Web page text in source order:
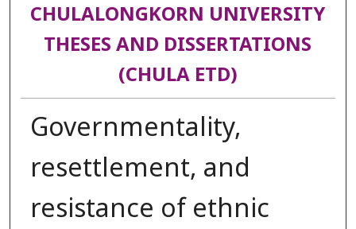
CHULALONGKORN UNIVERSITY
THESES AND DISSERTATIONS
(CHULA ETD)
Governmentality,
resettlement, and
resistance of ethnic